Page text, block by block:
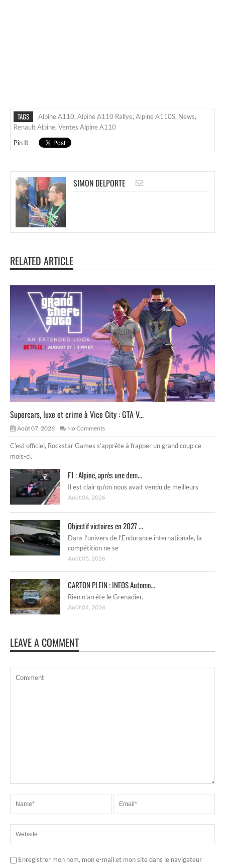
TAGS Alpine A110, Alpine A110 Rallye, Alpine A110S, News,
Renault Alpine, Ventes Alpine A110
Pin It
SIMON DELPORTE
RELATED ARTICLE
Supercars, luxe et crime à Vice City : GTA V...
Août 07, 2026 No Comments
C’est officiel, Rockstar Games s’apprête à frapper un grand coup ce
mois-ci.
F1 : Alpine, après une dem...
Il est clair qu’on nous avait vendu de meilleurs
Août 06, 2026
Objectif victoires en 2027 ...
Dans l’univers de l’Endurance internationale, la
compétition ne se
Août 05, 2026
CARTON PLEIN : INEOS Automo...
Rien n’arrête le Grenadier.
Août 04, 2026
LEAVE A COMMENT
Enregistrer mon nom, mon e-mail et mon site dans le navigateur